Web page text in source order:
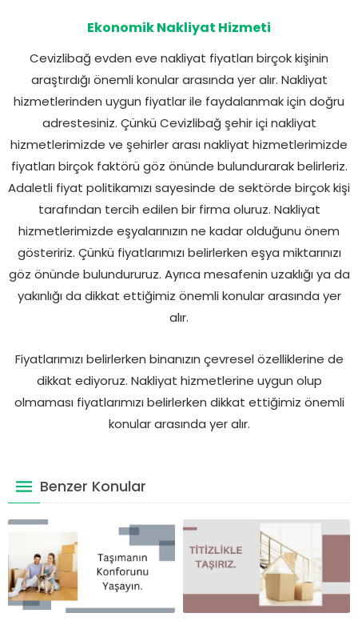
Ekonomik Nakliyat Hizmeti
Cevizlibağ evden eve nakliyat fiyatları birçok kişinin
araştırdığı önemli konular arasında yer alır. Nakliyat
hizmetlerinden uygun fiyatlar ile faydalanmak için doğru
adrestesiniz. Çünkü Cevizlibağ şehir içi nakliyat
hizmetlerimizde ve şehirler arası nakliyat hizmetlerimizde
fiyatları birçok faktörü göz önünde bulundurarak belirleriz.
Adaletli fiyat politikamızı sayesinde de sektörde birçok kişi
tarafından tercih edilen bir firma oluruz. Nakliyat
hizmetlerimizde eşyalarınızın ne kadar olduğunu önem
gösteririz. Çünkü fiyatlarımızı belirlerken eşya miktarınızı
göz önünde bulundururuz. Ayrıca mesafenin uzaklığı ya da
yakınlığı da dikkat ettiğimiz önemli konular arasında yer
alır.
Fiyatlarımızı belirlerken binanızın çevresel özelliklerine de
dikkat ediyoruz. Nakliyat hizmetlerine uygun olup
olmaması fiyatlarımızı belirlerken dikkat ettiğimiz önemli
konular arasında yer alır.
Benzer Konular